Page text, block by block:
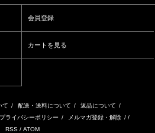
会員登録
カートを見る
て / 配送・送料について / 返品について /
プライバシーポリシー / メルマガ登録・解除 / /
RSS / ATOM